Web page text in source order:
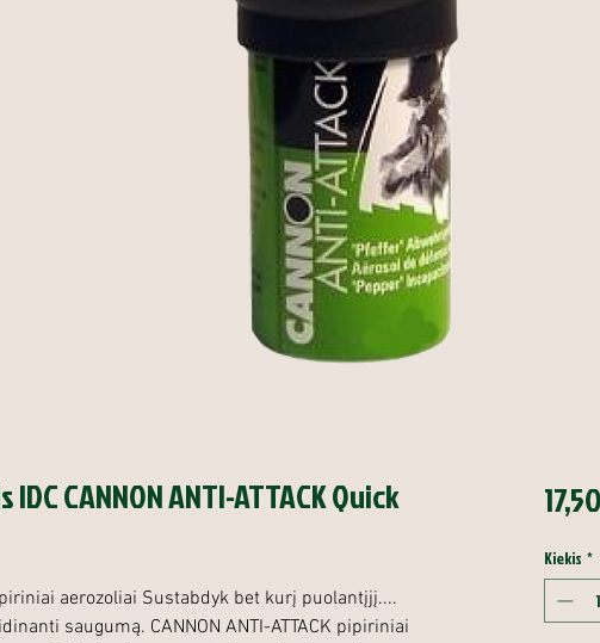
CANNON ANTI-ATTACK Quick
aerozoliai Sustabdyk bet kurį puolantįjį....
saugumą. CANNON ANTI-ATTACK pipiriniai
Kiekis *